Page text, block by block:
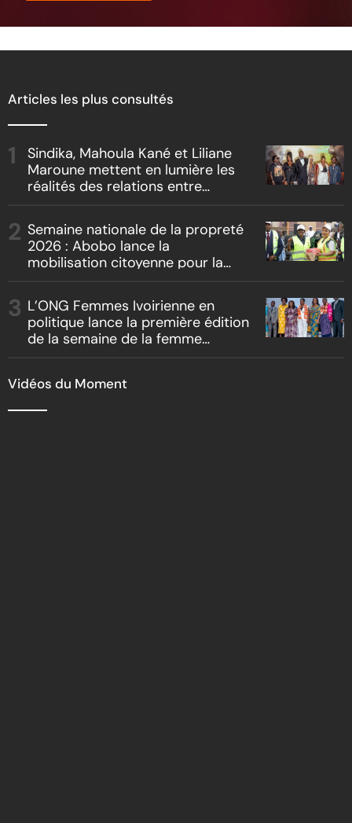
Articles les plus consultés
Sindika, Mahoula Kané et Liliane
Maroune mettent en lumière les
réalités des relations entre
« Boss vs Boss »
Semaine nationale de la propreté
2026 : Abobo lance la
mobilisation citoyenne pour la
L’ONG Femmes Ivoirienne en
politique lance la première édition
de la semaine de la femme
Vidéos du Moment